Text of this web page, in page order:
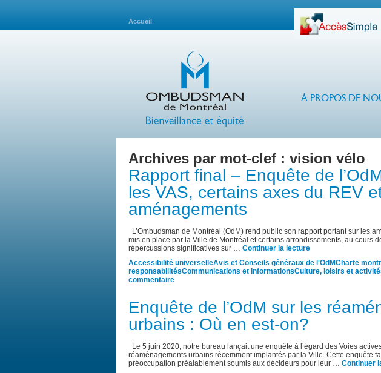
Accueil
À PROPOS DE
Archives par mot-clef : vision vélo
Rapport final – Enquête de
les VAS, certains axes du REV
aménagements
L’Ombudsman de Montréal (OdM) rend public son rapport portant sur les
mis en place par la Ville de Montréal et certains arrondissements, au cours
répercussions significatives sur … Continuer la lecture
Accessibilité universelleAvis et Conseils généraux de l'OdMCharte
responsabilitésCommunications et informationsCulture, loisirs et
commentaire
Enquête de l’OdM sur les
urbains : Où en est-on?
Le 5 juin 2020, notre bureau lançait une enquête à l’égard des Voies
réaménagements urbains récemment implantés par la Ville. Cette enquête
préoccupation préalablement soumis aux décideurs pour leur … Continuer